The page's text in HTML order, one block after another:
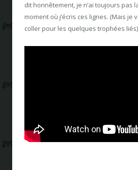
dit honnêtement, je n’ai toujours pas
moment où j’écris ces lignes. (Mais je
coller pour les quelques trophées